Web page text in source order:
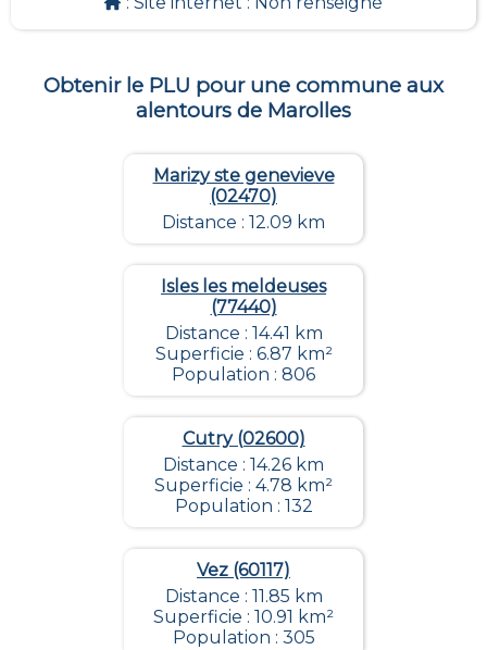
Obtenir le PLU pour une commune aux
alentours de Marolles
Marizy ste genevieve
(02470)
Distance : 12.09 km
Isles les meldeuses
(77440)
Distance : 14.41 km
Superficie : 6.87 km²
Population : 806
Cutry (02600)
Distance : 14.26 km
Superficie : 4.78 km²
Population : 132
Vez (60117)
Distance : 11.85 km
Superficie : 10.91 km²
Population : 305